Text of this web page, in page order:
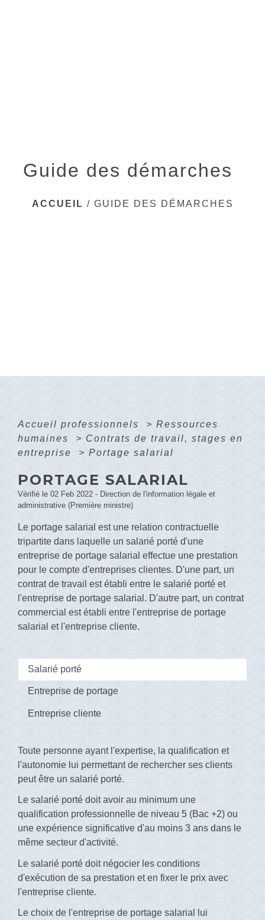
Guide des démarches
ACCUEIL / GUIDE DES DÉMARCHES
Accueil professionnels > Ressources
humaines
> Contrats de travail, stages en
entreprise
> Portage salarial
PORTAGE SALARIAL
Vérifié le 02 Feb 2022 - Direction de l'information légale et
administrative (Première ministre)
Le portage salarial est une relation contractuelle
tripartite dans laquelle un salarié porté d'une
entreprise de portage salarial effectue une prestation
pour le compte d'entreprises clientes. D'une part, un
contrat de travail est établi entre le salarié porté et
l'entreprise de portage salarial. D'autre part, un contrat
commercial est établi entre l'entreprise de portage
salarial et l'entreprise cliente.
Salarié porté
Entreprise de portage
Entreprise cliente
Toute personne ayant l'expertise, la qualification et
l'autonomie lui permettant de rechercher ses clients
peut être un salarié porté.
Le salarié porté doit avoir au minimum une
qualification professionnelle de niveau 5 (Bac +2) ou
une expérience significative d'au moins 3 ans dans le
même secteur d'activité.
Le salarié porté doit négocier les conditions
d'exécution de sa prestation et en fixer le prix avec
l'entreprise cliente.
Le choix de l'entreprise de portage salarial lui